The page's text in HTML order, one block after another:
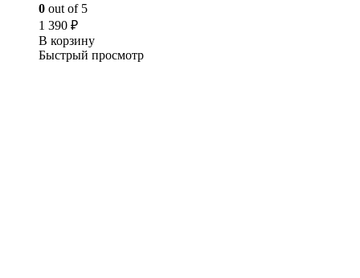
0 out of 5
1 390 ₽
В корзину
Быстрый просмотр